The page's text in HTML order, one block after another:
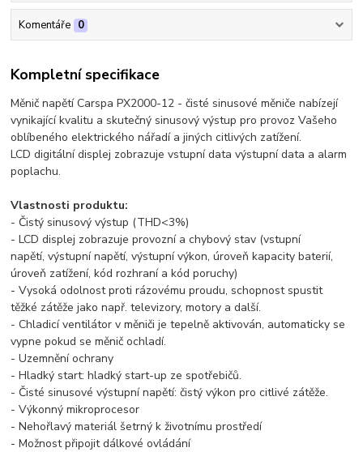
Komentáře 0
Kompletní specifikace
Měnič napětí Carspa PX2000-12 - čisté sinusové měniče nabízejí
vynikající kvalitu a skutečný sinusový výstup pro provoz Vašeho
oblíbeného elektrického nářadí a jiných citlivých zatížení.
LCD digitální displej zobrazuje vstupní data výstupní data a alarm
poplachu.
Vlastnosti produktu:
- Čistý sinusový výstup (THD<3%)
- LCD displej zobrazuje provozní a chybový stav (vstupní
napětí, výstupní napětí, výstupní výkon, úroveň kapacity baterií,
úroveň zatížení, kód rozhraní a kód poruchy)
- Vysoká odolnost proti rázovému proudu, schopnost spustit
těžké zátěže jako např. televizory, motory a další.
- Chladicí ventilátor v měniči je tepelně aktivován, automaticky se
vypne pokud se měnič ochladí.
- Uzemnění ochrany
- Hladký start: hladký start-up ze spotřebičů.
- Čisté sinusové výstupní napětí: čistý výkon pro citlivé zátěže.
- Výkonný mikroprocesor
- Nehořlavý materiál šetrný k životnímu prostředí
- Možnost připojit dálkové ovládání